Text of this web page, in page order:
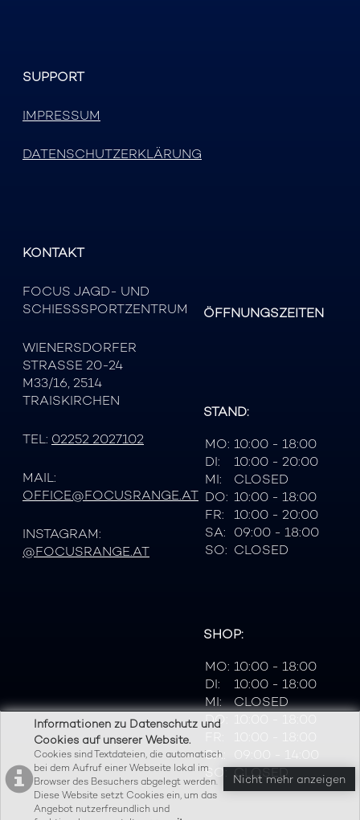
Informationen zu Datenschutz und
Cookies auf unserer Website.
Cookies sind Textdateien, die automatisch
bei dem Aufruf einer Webseite lokal im
Browser des Besuchers abgelegt werden.
Diese Website setzt Cookies ein, um das
Angebot nutzerfreundlich und
Nicht mehr anzeigen
SUPPORT
IMPRESSUM
DATENSCHUTZERKLÄRUNG
KONTAKT
FOCUS JAGD- UND
SCHIESSSPORTZENTRUM
WIENERSDORFER
STRASSE 20-24
M33/16, 2514
TRAISKIRCHEN
TEL: 02252 2027102
MAIL:
OFFICE@FOCUSRANGE.AT
INSTAGRAM:
@FOCUSRANGE.AT
ÖFFNUNGSZEITEN
STAND:
MO: 10:00 - 18:00
DI:
10:00 - 20:00
MI:
CLOSED
DO: 10:00 - 18:00
FR:
10:00 - 20:00
SA: 09:00 - 18:00
SO: CLOSED
SHOP:
MO: 10:00 - 18:00
DI:
10:00 - 18:00
MI:
CLOSED
DO:
SA:
09:00 - 14:00
SO: CLOSED